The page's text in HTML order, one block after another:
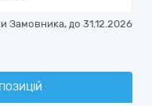
Замовника, до 31.12.2026